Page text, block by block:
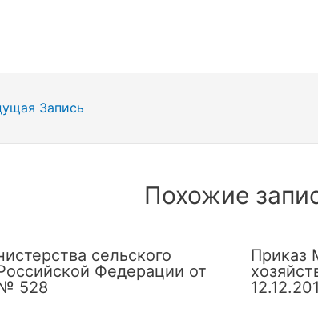
Запись
Похожие
сельского
Федерации от
528
Приказ